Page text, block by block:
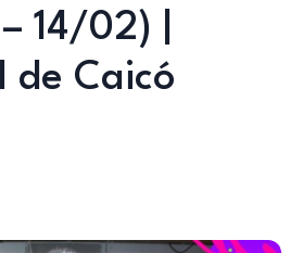
14/02) |
de Caicó